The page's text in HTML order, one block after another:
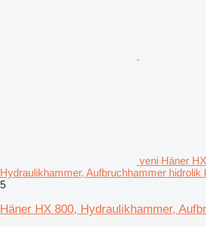
yeni Häner
Hydraulikhammer, Aufbruchhammer hidrolik
5
Häner HX 800, Hydraulikhammer,